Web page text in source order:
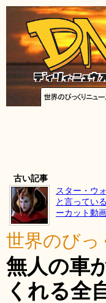
古い記事
スター・ウ
と言ってい
ーカット動
世界のびっ
無人の車
くれる全